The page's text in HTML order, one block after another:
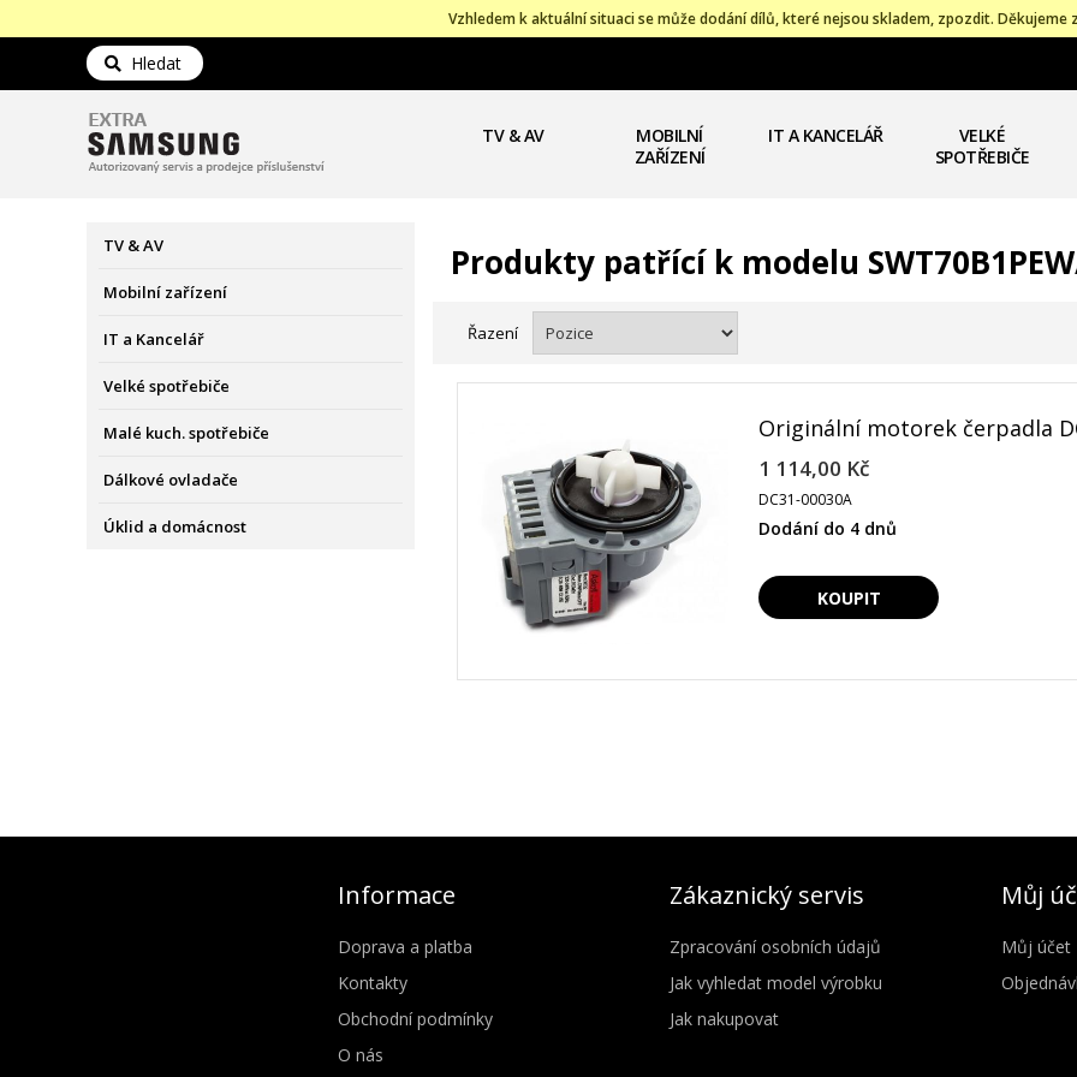
Vzhledem k aktuální situaci se může dodání dílů, které nejsou skladem, zpozdit. Děkujeme
Hledat
TV & AV
MOBILNÍ
ZAŘÍZENÍ
IT A KANCELÁŘ
VELKÉ
SPOTŘEBIČE
TV & AV
Mobilní zařízení
IT a Kancelář
Velké spotřebiče
Malé kuch. spotřebiče
Dálkové ovladače
Úklid a domácnost
Produkty patřící k modelu
Řazení
Originální motorek čerpadla
1 114,00 Kč
DC31-00030A
Dodání do 4 dnů
Informace
Doprava a platba
Kontakty
Obchodní podmínky
O nás
Zákaznický servis
Zpracování osobních údajů
Jak vyhledat model výrobku
Jak nakupovat
Můj
Můj účet